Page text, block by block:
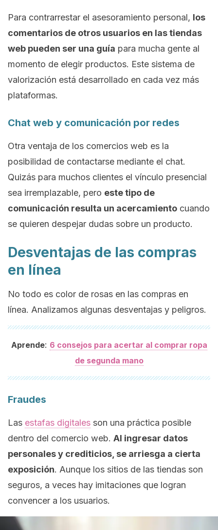
Para contrarrestar el asesoramiento personal, los
comentarios de otros usuarios en las tiendas
web pueden ser una guía para mucha gente al
momento de elegir productos. Este sistema de
valorización está desarrollado en cada vez más
plataformas.
Chat web y comunicación por redes
Otra ventaja de los comercios web es la
posibilidad de contactarse mediante el chat.
Quizás para muchos clientes el vínculo presencial
sea irremplazable, pero este tipo de
comunicación resulta un acercamiento cuando
se quieren despejar dudas sobre un producto.
Desventajas de las compras
en línea
No todo es color de rosas en las compras en
línea. Analizamos algunas desventajas y peligros.
Aprende: 6 consejos para acertar al comprar ropa
de segunda mano
Fraudes
Las estafas digitales son una práctica posible
dentro del comercio web. Al ingresar datos
personales y crediticios, se arriesga a cierta
exposición. Aunque los sitios de las tiendas son
seguros, a veces hay imitaciones que logran
convencer a los usuarios.